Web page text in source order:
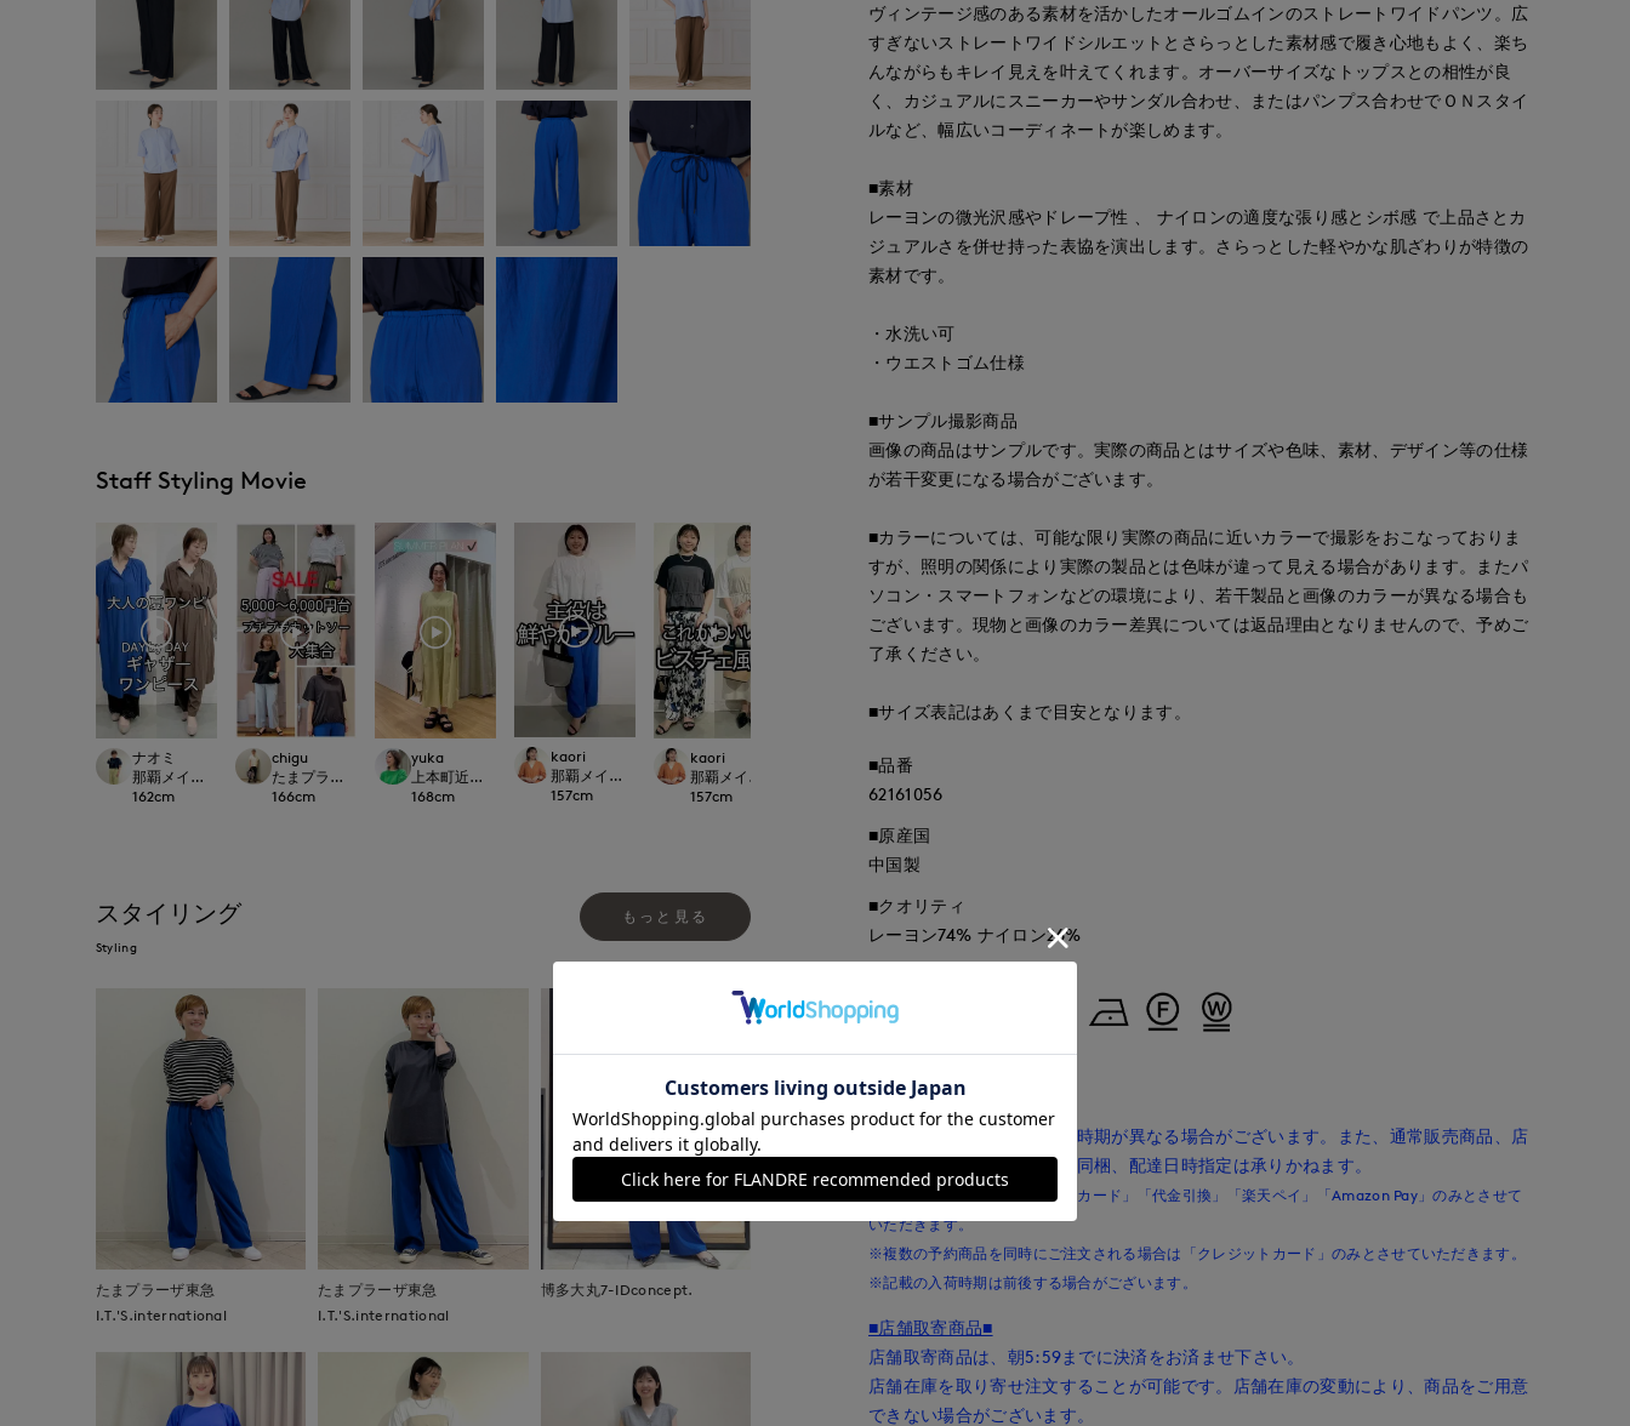
Staff Styling Movie
ナオミ
那覇メインプレイスI.T.'S.international
162cm
chigu
たまプラーザ東急I.T.'S.international
166cm
yuka
上本町近鉄I.T.'S.international
168cm
kaori
那覇メインプレイスI.T.'S.international
157cm
kaori
那覇メインプレイスI.T.'S.international
157cm
maemae
たまプラーザ東急I.T.'S.international
cm
スタイリング
Styling
もっと見る
たまプラーザ東急
I.T.'S.international
たまプラーザ東急
I.T.'S.international
博多大丸7-IDconcept.
ヴィンテージ感のある素材を活かしたオールゴムインのストレートワイドパンツ。広
すぎないストレートワイドシルエットとさらっとした素材感で履き心地もよく、楽ち
んながらもキレイ見えを叶えてくれます。オーバーサイズなトップスとの相性が良
く、カジュアルにスニーカーやサンダル合わせ、またはパンプス合わせでＯＮスタイ
ルなど、幅広いコーディネートが楽しめます。
■素材
レーヨンの微光沢感やドレープ性 、 ナイロンの適度な張り感とシボ感 で上品さとカ
ジュアルさを併せ持った表協を演出します。さらっとした軽やかな肌ざわりが特徴の
素材です。
・水洗い可
・ウエストゴム仕様
■サンプル撮影商品
画像の商品はサンプルです。実際の商品とはサイズや色味、素材、デザイン等の仕様
が若干変更になる場合がございます。
■カラーについては、可能な限り実際の商品に近いカラーで撮影をおこなっておりま
すが、照明の関係により実際の製品とは色味が違って見える場合があります。またパ
ソコン・スマートフォンなどの環境により、若干製品と画像のカラーが異なる場合も
ございます。現物と画像のカラー差異については返品理由となりませんので、予めご
了承ください。
■サイズ表記はあくまで目安となります。
■品番
62161056
■原産国
中国製
■クオリティ
レーヨン74% ナイロン26%
取り扱いについて
■予約商品■
カラー、サイズにより入荷時期が異なる場合がございます。また、通常販売商品、店
舗取寄による予約商品との同梱、配達日時指定は承りかねます。
※お支払い方法は「クレジットカード」「代金引換」「楽天ペイ」「Amazon Pay」のみとさせて
いただきます。
※複数の予約商品を同時にご注文される場合は「クレジットカード」のみとさせていただきます。
※記載の入荷時期は前後する場合がございます。
■店舗取寄商品■
店舗取寄商品は、朝5:59までに決済をお済ませ下さい。
店舗在庫を取り寄せ注文することが可能です。店舗在庫の変動により、商品をご用意
できない場合がございます。